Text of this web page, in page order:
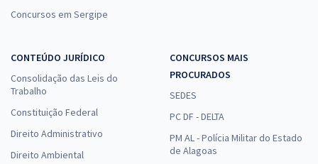
Concursos em Sergipe
CONTEÚDO JURÍDICO
Consolidação das Leis do
Trabalho
Constituição Federal
Direito Administrativo
Direito Ambiental
CONCURSOS MAIS
PROCURADOS
SEDES
PC DF - DELTA
PM AL - Polícia Militar do Estado
de Alagoas